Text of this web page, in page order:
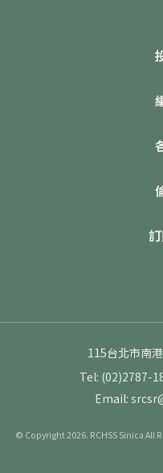
115台北市南
Tel: (02)2787-
Email:
© Copyright 2026. RCHSS Sinica All